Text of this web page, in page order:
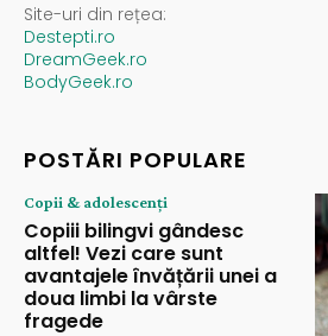
Site-uri din rețea:
Destepti.ro
DreamGeek.ro
BodyGeek.ro
POSTĂRI POPULARE
Copii & adolescenți
Copiii bilingvi gândesc
altfel! Vezi care sunt
avantajele învățării unei a
doua limbi la vârste
fragede